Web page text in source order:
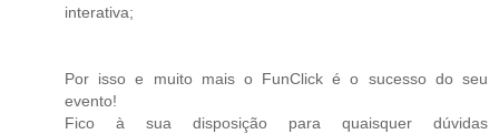
interativa;
Por isso e muito mais o FunClick é o sucesso do seu
evento!
Fico à sua disposição para quaisquer dúvidas